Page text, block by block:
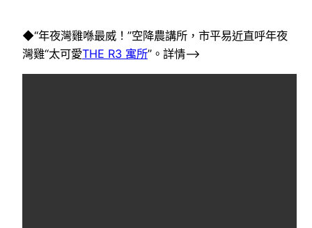
◆“年夜灣雞喺最威！”空降農講所，市平易近直呼年夜
灣雞“太可愛THE R3 寓所”。詳情–>